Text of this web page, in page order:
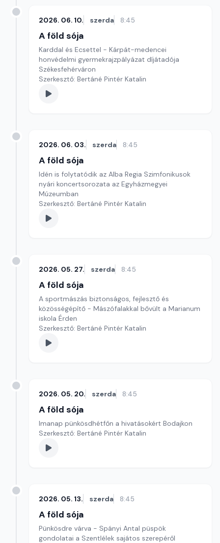
2026. 06. 10. szerda 8:45
A föld sója
Karddal és Ecsettel - Kárpát-medencei
honvédelmi gyermekrajzpályázat díjátadója
Székesfehérváron
Szerkesztő: Bertáné Pintér Katalin
2026. 06. 03. szerda 8:45
A föld sója
Idén is folytatódik az Alba Regia Szimfonikusok
nyári koncertsorozata az Egyházmegyei
Múzeumban
Szerkesztő: Bertáné Pintér Katalin
2026. 05. 27. szerda 8:45
A föld sója
A sportmászás biztonságos, fejlesztő és
közösségépítő - Mászófalakkal bővült a Marianum
iskola Érden
Szerkesztő: Bertáné Pintér Katalin
2026. 05. 20. szerda 8:45
A föld sója
Imanap pünkösdhétfőn a hivatásokért Bodajkon
Szerkesztő: Bertáné Pintér Katalin
2026. 05. 13. szerda 8:45
A föld sója
Pünkösdre várva - Spányi Antal püspök
gondolatai a Szentlélek sajátos szerepéről